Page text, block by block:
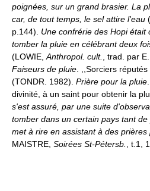
poignées, sur un grand brasier. La
car, de tout temps, le sel attire l'eau
p.144). Une confrérie des Hopi
tomber la pluie en célébrant deux
(LOWIE,Anthropol. cult., trad. par
Faiseurs de pluie. ,,Sorciers
(TONDR. 1982). Prière pour la pluie
divinité, à un saint pour obtenir la
s'est assuré, par une suite
tomber dans un certain pays tant
met à rire en assistant à des
MAISTRE, Soirées St-Pétersb., t.1,